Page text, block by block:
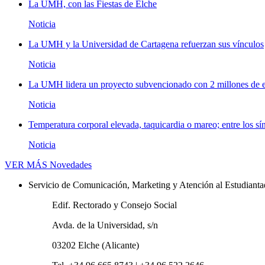
La UMH, con las Fiestas de Elche
Noticia
La UMH y la Universidad de Cartagena refuerzan sus vínculos
Noticia
La UMH lidera un proyecto subvencionado con 2 millones de
Noticia
Temperatura corporal elevada, taquicardia o mareo; entre los
Noticia
VER MÁS Novedades
Servicio de Comunicación, Marketing y Atención al
Edif. Rectorado y Consejo Social
Avda. de la Universidad, s/n
03202 Elche (Alicante)